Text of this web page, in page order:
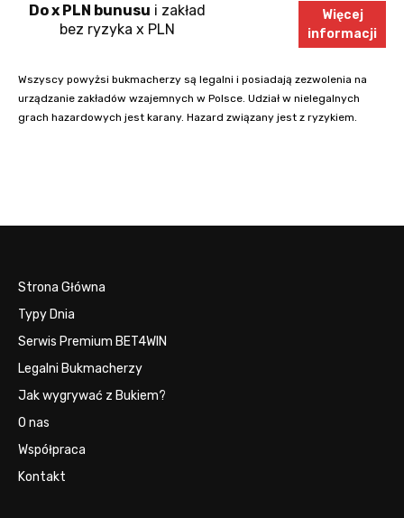
Do x PLN bunusu i zakład
bez ryzyka x PLN
Więcej
informacji
Wszyscy powyżsi bukmacherzy są legalni i posiadają zezwolenia na
urządzanie zakładów wzajemnych w Polsce. Udział w nielegalnych
grach hazardowych jest karany. Hazard związany jest z ryzykiem.
Strona Główna
Typy Dnia
Serwis Premium BET4WIN
Legalni Bukmacherzy
Jak wygrywać z Bukiem?
O nas
Współpraca
Kontakt